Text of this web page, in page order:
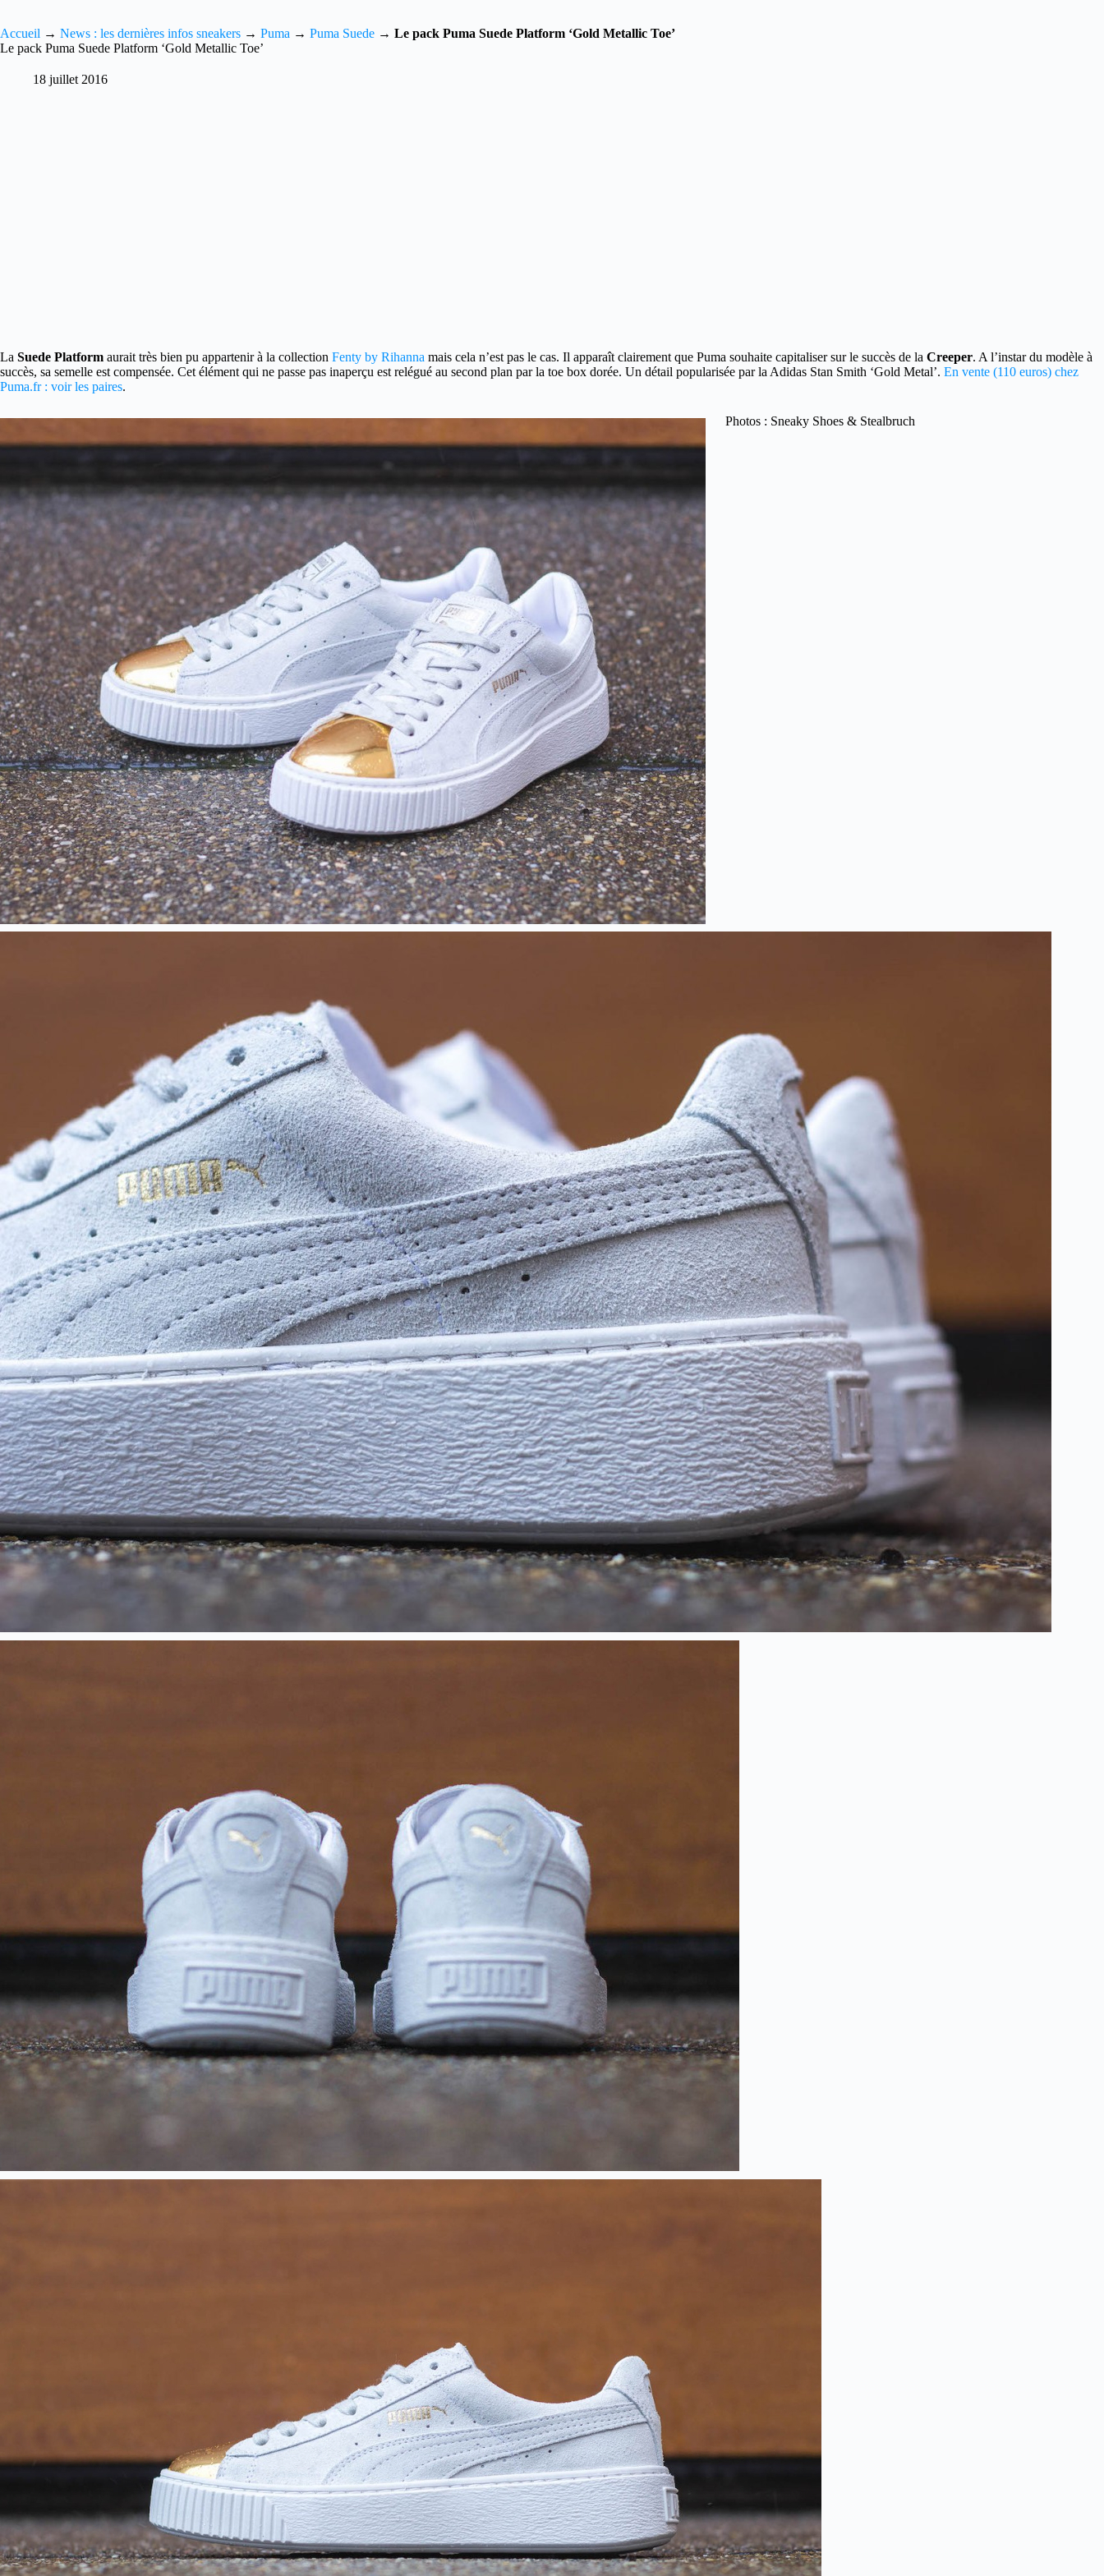
Accueil → News : les dernières infos sneakers → Puma → Puma Suede → Le pack Puma Suede Platform ‘Gold Metallic Toe’
Le pack Puma Suede Platform ‘Gold Metallic Toe’
18 juillet 2016
La Suede Platform aurait très bien pu appartenir à la collection Fenty by Rihanna mais cela n’est pas le cas. Il apparaît clairement que Puma souhaite capitaliser sur le succès de la Creeper. A l’instar du modèle à
succès, sa semelle est compensée. Cet élément qui ne passe pas inaperçu est relégué au second plan par la toe box dorée. Un détail popularisée par la Adidas Stan Smith ‘Gold Metal’. En vente (110 euros) chez
Puma.fr : voir les paires.
Photos : Sneaky Shoes & Stealbruch